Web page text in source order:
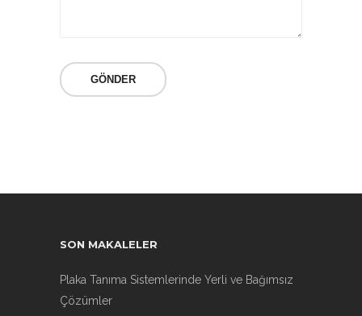
SON MAKALELER
Plaka Tanıma Sistemlerinde Yerli ve Bağımsız
Çözümler